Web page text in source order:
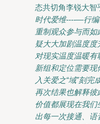
态共切角李锐大智
时代爱维----—行编
重制观众参与而
疑大大加剧温度
对现实温度温暖
新组和定位需要
入关爱之“域”刻
再次结果也解释
价值都展现在我们
出每一次接通、语